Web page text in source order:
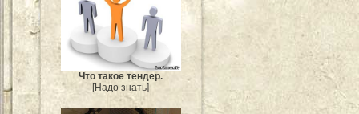
Что такое тендер.
[Надо знать]